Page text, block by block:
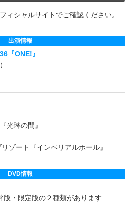
ィシャルサイトでご確認ください。
出演情報
『ONE!』
光琳の間』
ゾート『インペリアルホール』
DVD情報
・限定版の２種類があります